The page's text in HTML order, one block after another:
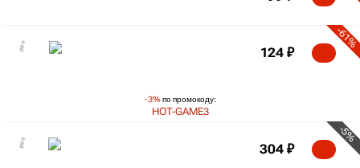
-3%по промокоду:
HOT-GAME3
-61%
124 ₽
-5%
304 ₽